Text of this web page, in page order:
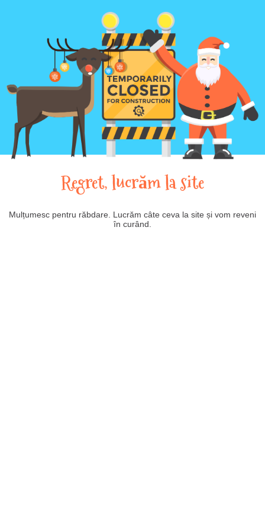
Regret, lucrăm la site
Mulțumesc pentru răbdare. Lucrăm câte ceva la site și vom reveni
în curând.